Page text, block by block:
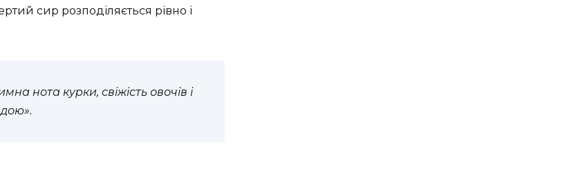
сир розподіляється рівно і
нота курки, свіжість овочів і